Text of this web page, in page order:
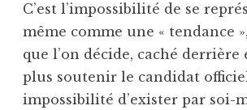
C’est l’impossibilité de se
même comme une « tendance
que l’on décide, caché derrière
plus soutenir le candidat
impossibilité d’exister par soi-